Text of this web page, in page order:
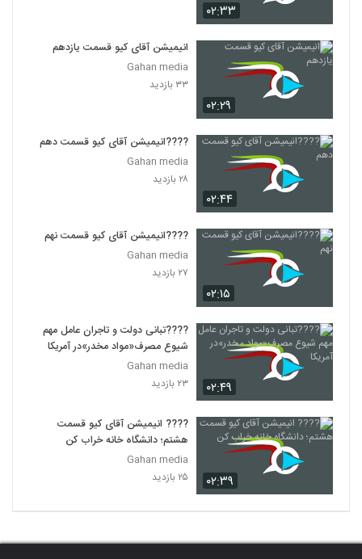
۰۲:۳۳
۰۲:۲۹
انیمیشن آقای کیو قسمت یازدهم
Gahan media
۳۳ بازدید
۰۲:۴۴
????انیمیشن آقای کیو قسمت دهم
Gahan media
۲۸ بازدید
۰۲:۱۵
????انیمیشن آقای کیو قسمت نهم
Gahan media
۲۷ بازدید
۰۲:۴۹
????تبانی دولت و تاجران عامل مهم
شیوع مصرف«مواد مخدر»در آمریکا
Gahan media
۲۳ بازدید
۰۲:۳۹
???? انیمیشن آقای کیو قسمت
هشتم؛ دانشگاه خانه خراب کن
Gahan media
۲۵ بازدید